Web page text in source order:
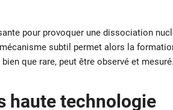
pour provoquer une dissociation
subtil permet alors la
que rare, peut être observé et mesuré.
haute technologie